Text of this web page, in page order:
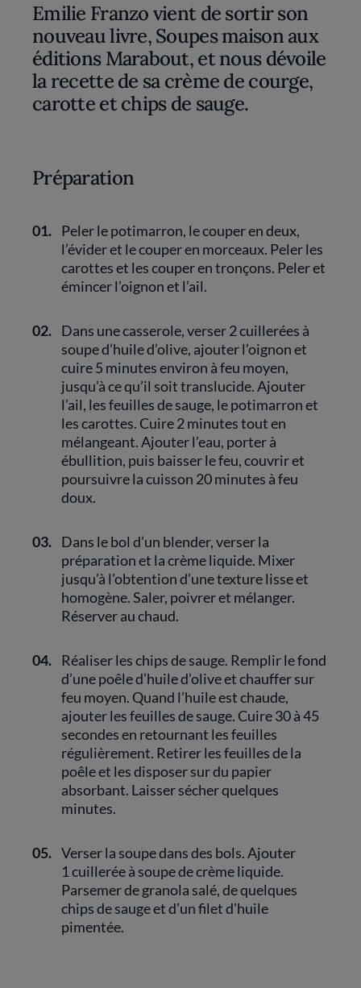
Emilie Franzo vient de sortir son
nouveau livre, Soupes maison aux
éditions Marabout, et nous dévoile
la recette de sa crème de courge,
carotte et chips de sauge.
Préparation
01. Peler le potimarron, le couper en deux,
l’évider et le couper en morceaux. Peler les
carottes et les couper en tronçons. Peler et
émincer l’oignon et l’ail.
02. Dans une casserole, verser 2 cuillerées à
soupe d’huile d’olive, ajouter l’oignon et
cuire 5 minutes environ à feu moyen,
jusqu’à ce qu’il soit translucide. Ajouter
l’ail, les feuilles de sauge, le potimarron et
les carottes. Cuire 2 minutes tout en
mélangeant. Ajouter l’eau, porter à
ébullition, puis baisser le feu, couvrir et
poursuivre la cuisson 20 minutes à feu
doux.
03. Dans le bol d’un blender, verser la
préparation et la crème liquide. Mixer
jusqu’à l’obtention d’une texture lisse et
homogène. Saler, poivrer et mélanger.
Réserver au chaud.
04. Réaliser les chips de sauge. Remplir le fond
d’une poêle d’huile d’olive et chauffer sur
feu moyen. Quand l’huile est chaude,
ajouter les feuilles de sauge. Cuire 30 à 45
secondes en retournant les feuilles
régulièrement. Retirer les feuilles de la
poêle et les disposer sur du papier
absorbant. Laisser sécher quelques
minutes.
05. Verser la soupe dans des bols. Ajouter
1 cuillerée à soupe de crème liquide.
Parsemer de granola salé, de quelques
chips de sauge et d’un filet d’huile
pimentée.